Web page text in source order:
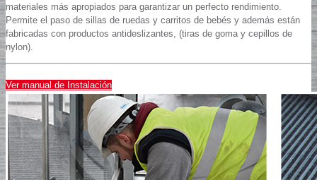
materiales más apropiados para garantizar un perfecto rendimiento.
Permite el paso de sillas de ruedas y carritos de bebés y además están
fabricadas con productos antideslizantes, (tiras de goma y cepillos de
nylon).
Ver manual de Instalación